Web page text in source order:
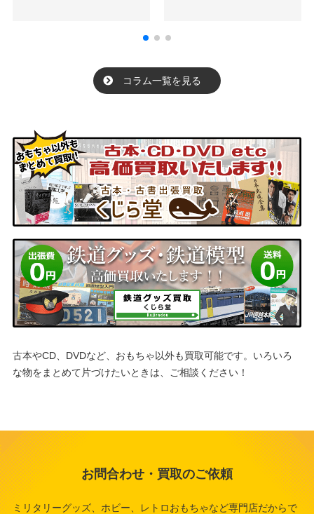
コラム一覧を見る
古本やCD、DVDなど、おもちゃ以外も買取可能です。 いろいろ
な物をまとめて片づけたいときは、ご相談ください！
お問合わせ・買取のご依頼
ミリタリーグッズ、ホビー、レトロおもちゃなど専門店だからで